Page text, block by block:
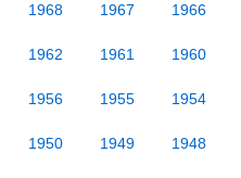
1968 1967 1966
1962 1961 1960
1956 1955 1954
1950 1949 1948